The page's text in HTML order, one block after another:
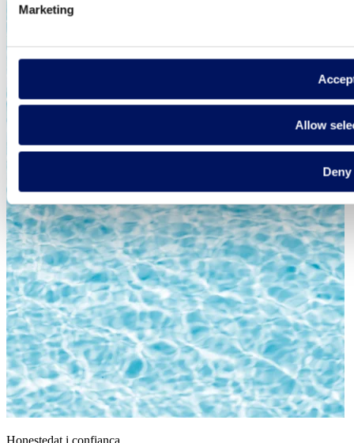
Marketing
Allow
Deny
Honestedat i confiança